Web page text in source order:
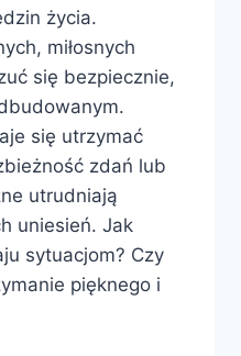
życia.
miłosnych
się bezpiecznie,
się utrzymać
zdań lub
utrudniają
uniesień. Jak
sytuacjom? Czy
pięknego i